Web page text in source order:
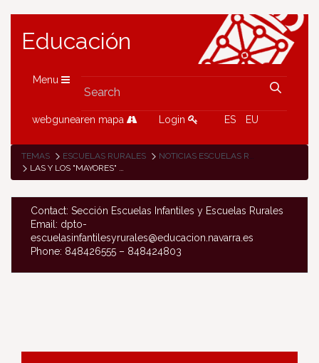
Educación
Menu
webgunearen mapa Login ES EU
TEMAS ESCUELAS RURALES
NOTICIAS ESCUELAS RURALES
LAS Y LOS "MAYORES" DE LA ESCUELA DE ETXALAR ORGANIZAN UN TALLER DE LOS SENTIDOS PARA PEQUES
Contact: Sección Escuelas Infantiles y Escuelas Rurales
Email: dpto-
escuelasinfantilesyrurales@educacion.navarra.es
Phone: 848426555 – 848424803